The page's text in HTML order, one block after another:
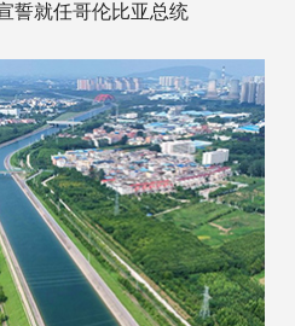
誓就任哥伦比亚总统